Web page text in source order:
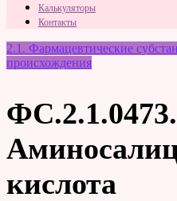
Калькуляторы
Контакты
2.1. Фармацевтические
происхождения
ФС.2.1.0473.
кислота